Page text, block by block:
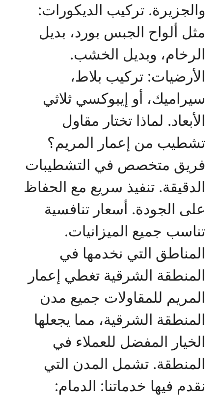
والجزيرة. تركيب الديكورات:
مثل ألواح الجبس بورد، بديل
الرخام، وبديل الخشب.
الأرضيات: تركيب بلاط،
سيراميك، أو إيبوكسي ثلاثي
الأبعاد. لماذا تختار مقاول
تشطيب من إعمار المريم؟
فريق متخصص في التشطيبات
الدقيقة. تنفيذ سريع مع الحفاظ
على الجودة. أسعار تنافسية
تناسب جميع الميزانيات.
المناطق التي نخدمها في
المنطقة الشرقية تغطي إعمار
المريم للمقاولات جميع مدن
المنطقة الشرقية، مما يجعلها
الخيار المفضل للعملاء في
المنطقة. تشمل المدن التي
نقدم فيها خدماتنا: الدمام: